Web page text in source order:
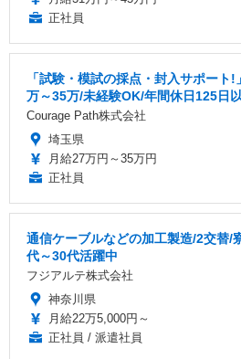
正社員
「試験・模試の採点・封入サポート
万～35万/未経験OK/年間休日125日
Courage Path株式会社
埼玉県
月給27万円～35万円
正社員
通信ケーブルなどの加工製造/2交替/
代～30代活躍中
フジアルテ株式会社
神奈川県
月給22万5,000円～
正社員 / 派遣社員